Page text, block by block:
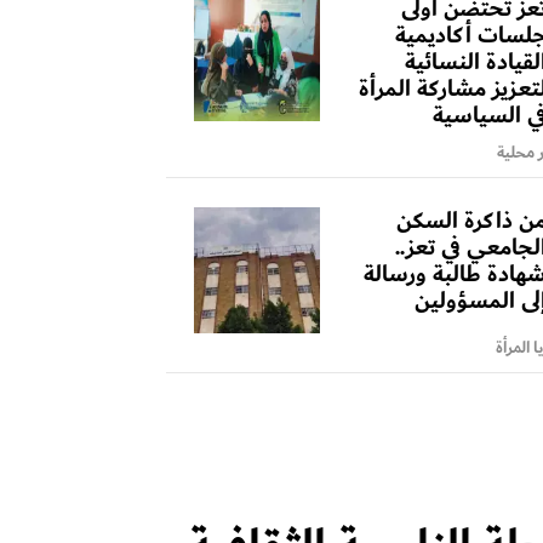
تحتضن أولى
أكاديمية
النسائية
مشاركة المرأة
السياسية
محلية
ذاكرة السكن
في تعز..
طالبة ورسالة
المسؤولين
المرأة